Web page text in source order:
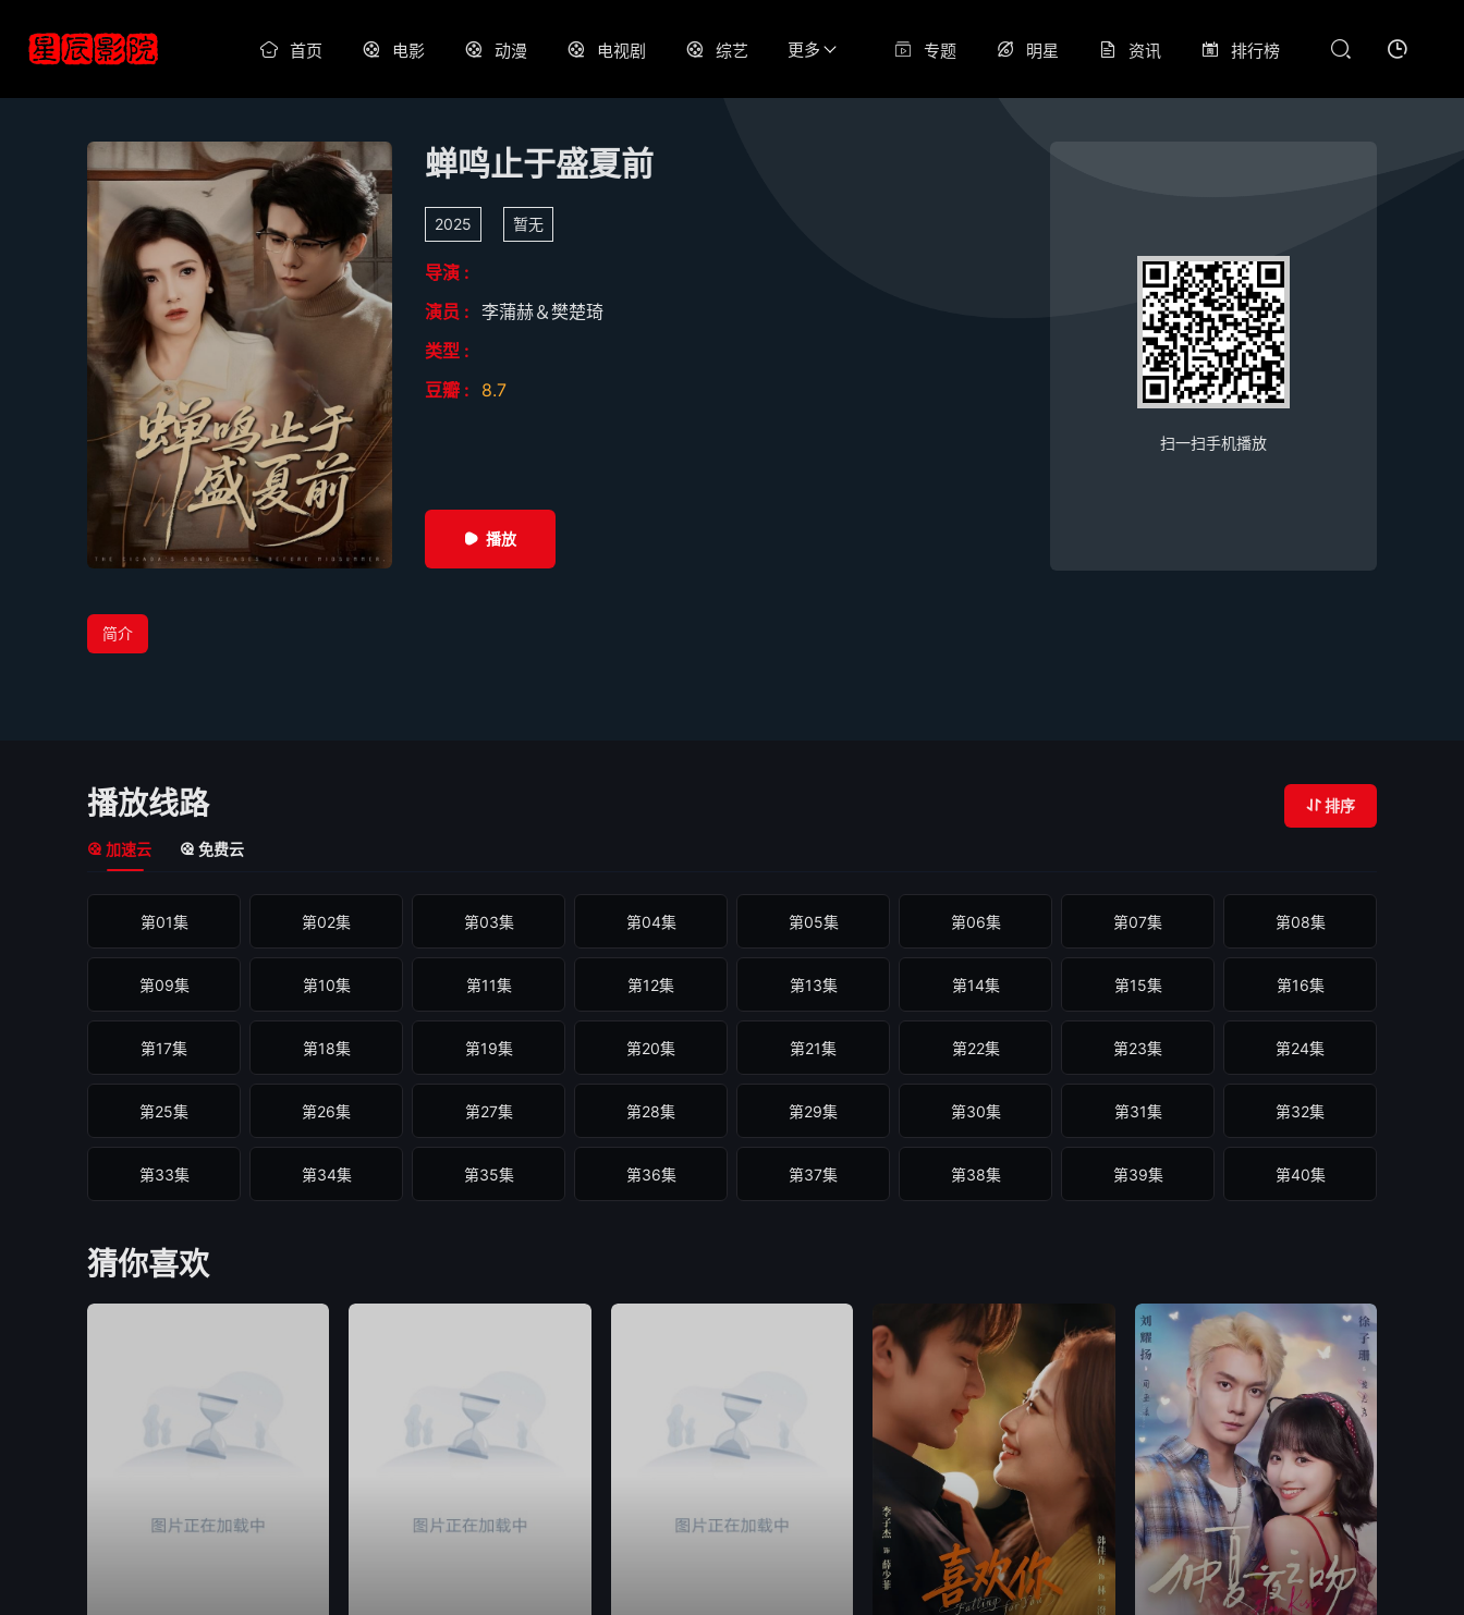
首页 电影 动漫 电视剧 综艺 更多 专题 明星 资讯 排行榜
蝉鸣止于盛夏前
2025 暂无
导演 :
演员 : 李蒲赫＆樊楚琦
类型 :
豆瓣 :
8.7
播放
扫一扫手机播放
简介
播放线路 排序
加速云 免费云
第01集 第02集 第03集 第04集 第05集 第06集 第07集 第08集
第09集 第10集 第11集 第12集 第13集 第14集 第15集 第16集
第17集 第18集 第19集 第20集 第21集 第22集 第23集 第24集
第25集 第26集 第27集 第28集 第29集 第30集 第31集 第32集
第33集 第34集 第35集 第36集 第37集 第38集 第39集 第40集
第49集 第50集 第51集 第52集 第53集 第54集 第55集 第56集
第62集 第63集 第64集
猜你喜欢